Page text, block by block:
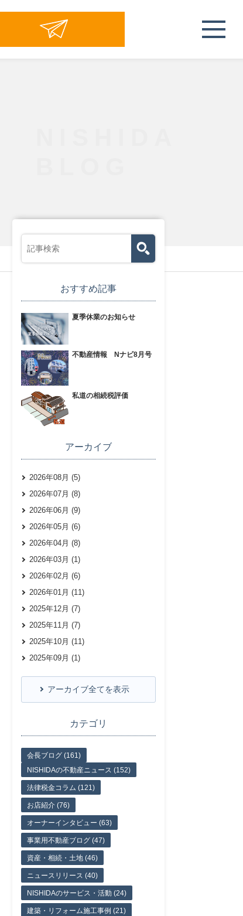
おすすめ記事
夏季休業のお知らせ
不動産情報 Nナビ8月号
私道の相続税評価
アーカイブ
2026年08月 (5)
2026年07月 (8)
2026年06月 (9)
2026年05月 (6)
2026年04月 (8)
2026年03月 (1)
2026年02月 (6)
2026年01月 (11)
2025年12月 (7)
2025年11月 (7)
2025年10月 (11)
2025年09月 (1)
アーカイブ全てを表示
カテゴリ
会長ブログ (161)
NISHIDAの不動産ニュース (152)
法律税金コラム (121)
お店紹介 (76)
オーナーインタビュー (63)
事業用不動産ブログ (47)
資産・相続・土地 (46)
ニュースリリース (40)
NISHIDAのサービス・活動 (24)
建築・リフォーム施工事例 (21)